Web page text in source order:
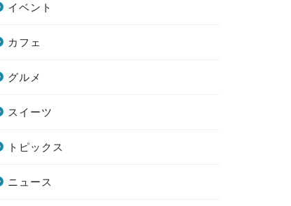
イベント
カフェ
グルメ
スイーツ
トピックス
ニュース